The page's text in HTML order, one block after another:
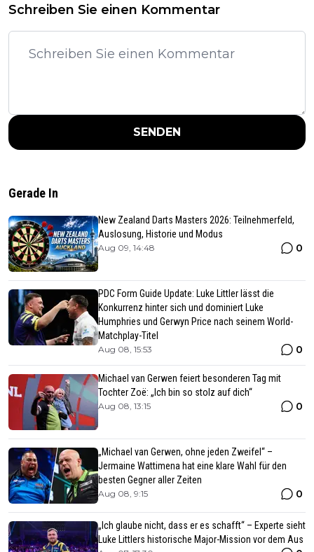
Schreiben Sie einen Kommentar
SENDEN
Gerade In
New Zealand Darts Masters 2026: Teilnehmerfeld,
Auslosung, Historie und Modus
Aug 09, 14:48 0
PDC Form Guide Update: Luke Littler lässt die
Konkurrenz hinter sich und dominiert Luke
Humphries und Gerwyn Price nach seinem World-
Matchplay-Titel
Aug 08, 15:53 0
Michael van Gerwen feiert besonderen Tag mit
Tochter Zoë: „Ich bin so stolz auf dich“
Aug 08, 13:15 0
„Michael van Gerwen, ohne jeden Zweifel“ –
Jermaine Wattimena hat eine klare Wahl für den
besten Gegner aller Zeiten
Aug 08, 9:15 0
„Ich glaube nicht, dass er es schafft“ – Experte sieht
Luke Littlers historische Major-Mission vor dem Aus